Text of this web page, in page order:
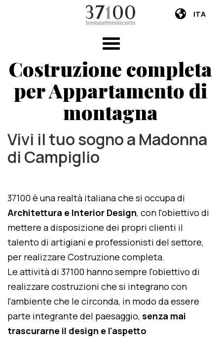
ITA
Costruzione completa
per Appartamento di
montagna
Vivi il tuo sogno a Madonna
di Campiglio
37100 è una realtà italiana che si occupa di
Architettura e Interior Design, con l'obiettivo di
mettere a disposizione dei propri clienti il
talento di artigiani e professionisti del settore,
per realizzare Costruzione completa.
Le attività di 37100 hanno sempre l'obiettivo di
realizzare costruzioni che si integrano con
l'ambiente che le circonda, in modo da essere
parte integrante del paesaggio, senza mai
trascurarne il design e l'aspetto